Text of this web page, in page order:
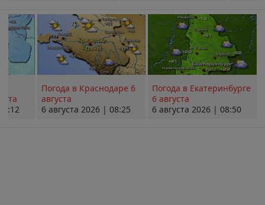
Погода в Краснодаре 6
августа
6 августа 2026 | 08:25
Погода в Екатеринбурге
6 августа
6 августа 2026 | 08:50